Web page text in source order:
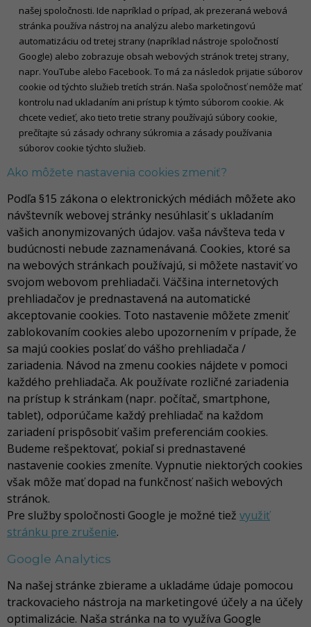
našej spoločnosti. Ide napríklad o prípad, ak prezeraná webová
stránka používa nástroj na analýzu alebo marketingovú
automatizáciu od tretej strany (napríklad nástroje spoločností
Google) alebo zobrazuje obsah webových stránok tretej strany,
napr. YouTube alebo Facebook. To má za následok prijatie súborov
cookie od týchto služieb tretích strán. Naša spoločnosť nemôže mať
kontrolu nad ukladaním ani prístup k týmto súborom cookie. Ak
chcete vedieť, ako tieto tretie strany používajú súbory cookie,
prečítajte sú zásady ochrany súkromia a zásady používania
súborov cookie týchto služieb.
Ako môžete nastavenia cookies zmeniť?
Podľa §15 zákona o elektronických médiách môžete ako
návštevník webovej stránky nesúhlasiť s ukladaním
vašich anonymizovaných údajov. vaša návšteva teda v
budúcnosti nebude zaznamenávaná. Cookies, ktoré sa
na webových stránkach používajú, si môžete nastaviť vo
svojom webovom prehliadači. Väčšina internetových
prehliadačov je prednastavená na automatické
akceptovanie cookies. Toto nastavenie môžete zmeniť
zablokovaním cookies alebo upozornením v prípade, že
sa majú cookies poslať do vášho prehliadača /
zariadenia. Návod na zmenu cookies nájdete v pomoci
každého prehliadača. Ak používate rozličné zariadenia
na prístup k stránkam (napr. počítač, smartphone,
tablet), odporúčame každý prehliadač na každom
zariadení prispôsobiť vašim preferenciám cookies.
Budeme rešpektovať, pokiaľ si prednastavené
nastavenie cookies zmeníte. Vypnutie niektorých cookies
však môže mať dopad na funkčnosť našich webových
stránok.
Pre služby spoločnosti Google je možné tiež využiť
stránku pre zrušenie.
Google Analytics
Na našej stránke zbierame a ukladáme údaje pomocou
trackovacieho nástroja na marketingové účely a na účely
optimalizácie. Naša stránka na to využíva Google